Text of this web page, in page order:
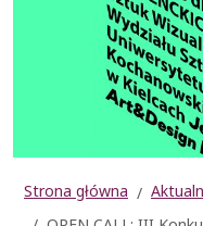
Strona główna